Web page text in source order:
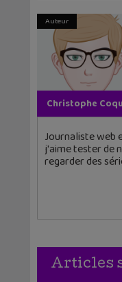
Auteur
Christophe
Journaliste web
j'aime tester de
regarder des
Articles